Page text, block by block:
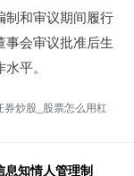
制和审议期间履行
事会审议批准后生
平。
炒股_股票怎么用杠
息知情人管理制